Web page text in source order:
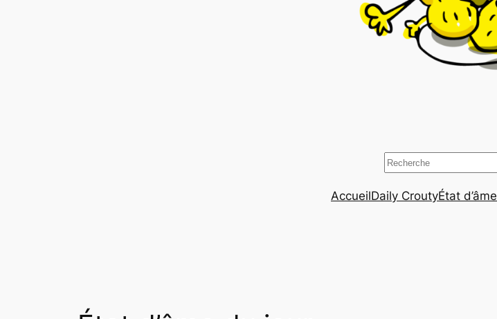
Rechercher
AccueilDaily CroutyÉtat d’âme